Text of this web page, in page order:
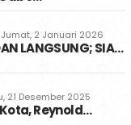
Jumat, 2 Januari 2026
LANGSUNG; SIA…
21 Desember 2025
Reynold…